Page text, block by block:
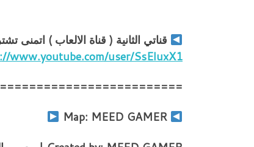
قناتي الثانية ( قناة الالعاب ) اتمنى
www.youtube.com/user/SsEluxX1
Map: MEED GAMER